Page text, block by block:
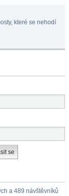
které se nehodí
a 489 návštěvníků